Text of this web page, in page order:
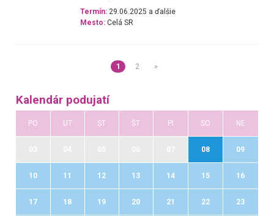
Termín: 29.06.2025 a ďalšie
Mesto: Celá SR
1 2 »
Kalendár podujatí
PO UT ST ŠT PI SO NE
08 09
10 11 12 13 14 15 16
17 18 19 20 21 22 23